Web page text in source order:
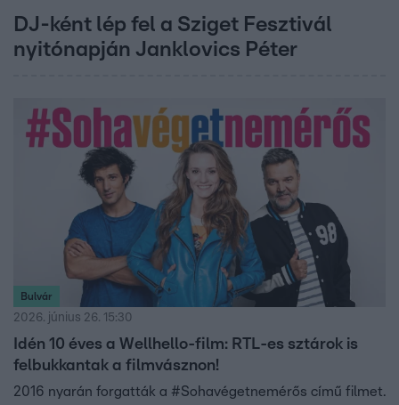
DJ-ként lép fel a Sziget Fesztivál
nyitónapján Janklovics Péter
Bulvár
2026. június 26. 15:30
Idén 10 éves a Wellhello-film: RTL-es sztárok is
felbukkantak a filmvásznon!
2016 nyarán forgatták a #Sohavégetnemérős című filmet.